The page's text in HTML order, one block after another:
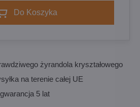
Do Koszyka
żyrandola kryształowego
na terenie całej UE
5 lat